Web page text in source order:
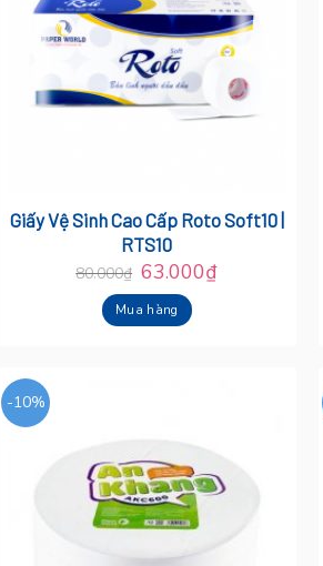
Giấy Vệ Sinh Cao Cấp Roto Soft10 |
RTS10
80.000₫ 63.000₫
Mua hàng
-10%